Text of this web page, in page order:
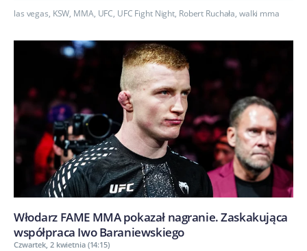
las vegas, KSW, MMA, UFC, UFC Fight Night, Robert Ruchała, walki mma
Włodarz FAME MMA pokazał nagranie. Zaskakująca
współpraca Iwo Baraniewskiego
Czwartek, 2 kwietnia (14:15)